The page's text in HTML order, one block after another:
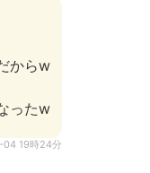
からw
ったw
19時24分